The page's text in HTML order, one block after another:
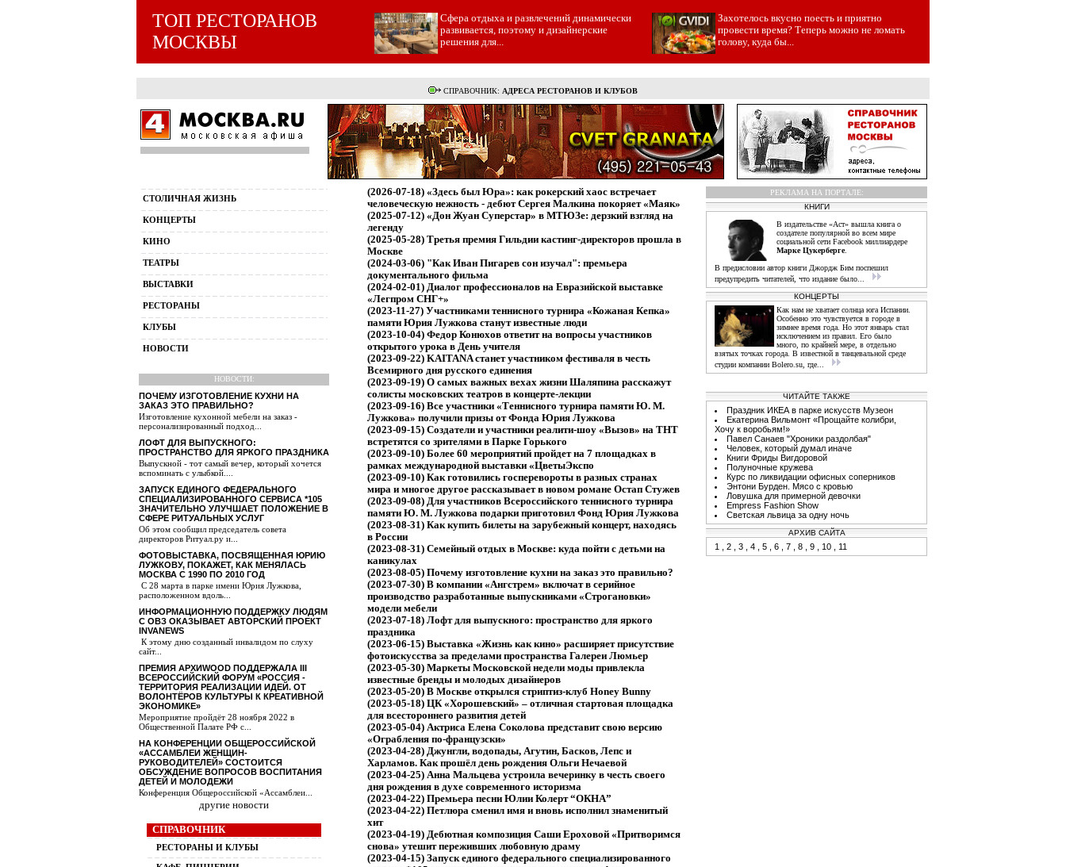
ТОП РЕСТОРАНОВ
МОСКВЫ
Cфера отдыха и развлечений динамически
развивается, поэтому и дизайнерские
решения для...
Захотелось вкусно поесть и приятно
провести время? Теперь можно не ломать
голову, куда бы...
СПРАВОЧНИК: АДРЕСА РЕСТОРАНОВ И КЛУБОВ
СТОЛИЧНАЯ ЖИЗНЬ
КОНЦЕРТЫ
КИНО
ТЕАТРЫ
ВЫСТАВКИ
РЕСТОРАНЫ
КЛУБЫ
НОВОСТИ
НОВОСТИ:
ПОЧЕМУ ИЗГОТОВЛЕНИЕ КУХНИ НА
ЗАКАЗ ЭТО ПРАВИЛЬНО?
Изготовление кухонной мебели на заказ -
персонализированный подход...
ЛОФТ ДЛЯ ВЫПУСКНОГО:
ПРОСТРАНСТВО ДЛЯ ЯРКОГО ПРАЗДНИКА
Выпускной - тот самый вечер, который хочется
вспоминать с улыбкой....
ЗАПУСК ЕДИНОГО ФЕДЕРАЛЬНОГО
СПЕЦИАЛИЗИРОВАННОГО СЕРВИСА *105
ЗНАЧИТЕЛЬНО УЛУЧШАЕТ ПОЛОЖЕНИЕ В
СФЕРЕ РИТУАЛЬНЫХ УСЛУГ
Об этом сообщил председатель совета
директоров Ритуал.ру и...
ФОТОВЫСТАВКА, ПОСВЯЩЕННАЯ ЮРИЮ
ЛУЖКОВУ, ПОКАЖЕТ, КАК МЕНЯЛАСЬ
МОСКВА С 1990 ПО 2010 ГОД
С 28 марта в парке имени Юрия Лужкова,
расположенном вдоль...
ИНФОРМАЦИОННУЮ ПОДДЕРЖКУ ЛЮДЯМ
С ОВЗ ОКАЗЫВАЕТ АВТОРСКИЙ ПРОЕКТ
INVANEWS
К этому дню созданный инвалидом по слуху
сайт...
ПРЕМИЯ АРХИWOOD ПОДДЕРЖАЛА III
ВСЕРОССИЙСКИЙ ФОРУМ «РОССИЯ -
ТЕРРИТОРИЯ РЕАЛИЗАЦИИ ИДЕЙ. ОТ
ВОЛОНТЁРОВ КУЛЬТУРЫ К КРЕАТИВНОЙ
ЭКОНОМИКЕ»
Мероприятие пройдёт 28 ноября 2022 в
Общественной Палате РФ с...
НА КОНФЕРЕНЦИИ ОБЩЕРОССИЙСКОЙ
«АССАМБЛЕИ ЖЕНЩИН-
РУКОВОДИТЕЛЕЙ» СОСТОИТСЯ
ОБСУЖДЕНИЕ ВОПРОСОВ ВОСПИТАНИЯ
ДЕТЕЙ И МОЛОДЕЖИ
Конференция Общероссийской «Ассамблеи...
другие новости
СПРАВОЧНИК
РЕСТОРАНЫ И КЛУБЫ
(2026-07-18) «Здесь был Юра»: как рокерский хаос встречает
человеческую нежность - дебют Сергея Малкина покоряет «Маяк»
(2025-07-12) «Дон Жуан Суперстар» в МТЮЗе: дерзкий взгляд на
легенду
(2025-05-28) Третья премия Гильдии кастинг-директоров прошла в
Москве
(2024-03-06) "Как Иван Пигарев сон изучал": премьера
документального фильма
(2024-02-01) Диалог профессионалов на Евразийской выставке
«Легпром СНГ+»
(2023-11-27) Участниками теннисного турнира «Кожаная Кепка»
памяти Юрия Лужкова станут известные люди
(2023-10-04) Федор Конюхов ответит на вопросы участников
открытого урока в День учителя
(2023-09-22) KAITANA станет участником фестиваля в честь
Всемирного дня русского единения
(2023-09-19) О самых важных вехах жизни Шаляпина расскажут
солисты московских театров в концерте-лекции
(2023-09-16) Все участники «Теннисного турнира памяти Ю. М.
Лужкова» получили призы от Фонда Юрия Лужкова
(2023-09-15) Создатели и участники реалити-шоу «Вызов» на ТНТ
встретятся со зрителями в Парке Горького
(2023-09-10) Более 60 мероприятий пройдет на 7 площадках в
рамках международной выставки «ЦветыЭкспо
(2023-09-10) Как готовились госперевороты в разных странах
мира и многое другое рассказывает в новом романе Остап Стужев
(2023-09-08) Для участников Всероссийского теннисного турнира
памяти Ю. М. Лужкова подарки приготовил Фонд Юрия Лужкова
(2023-08-31) Как купить билеты на зарубежный концерт, находясь
в России
(2023-08-31) Семейный отдых в Москве: куда пойти с детьми на
каникулах
(2023-08-05) Почему изготовление кухни на заказ это правильно?
(2023-07-30) В компании «Ангстрем» включат в серийное
производство разработанные выпускниками «Строгановки»
модели мебели
(2023-07-18) Лофт для выпускного: пространство для яркого
праздника
(2023-06-15) Выставка «Жизнь как кино» расширяет присутствие
фотоискусства за пределами пространства Галереи Люмьер
(2023-05-30) Маркеты Московской недели моды привлекла
известные бренды и молодых дизайнеров
(2023-05-20) В Москве открылся стриптиз-клуб Honey Bunny
(2023-05-18) ЦК «Хорошевский» – отличная стартовая площадка
для всестороннего развития детей
(2023-05-04) Актриса Елена Соколова представит свою версию
«Ограбления по-французски»
(2023-04-28) Джунгли, водопады, Агутин, Басков, Лепс и
Харламов. Как прошёл день рождения Ольги Нечаевой
(2023-04-25) Анна Мальцева устроила вечеринку в честь своего
дня рождения в духе современного историзма
(2023-04-22) Премьера песни Юлии Колерт “ОКНА”
(2023-04-22) Петлюра сменил имя и вновь исполнил знаменитый
хит
(2023-04-19) Дебютная композиция Саши Ероховой «Притворимся
снова» утешит переживших любовную драму
(2023-04-15) Запуск единого федерального специализированного
РЕКЛАМА НА ПОРТАЛЕ:
КНИГИ
В издательстве «Аст» вышла книга о
создателе популярной во всем мире
социальной сети Facebook миллиардере
Марке Цукерберге.
В предисловии автор книги Джордж Бим поспешил
предупредить читателей, что издание было...
КОНЦЕРТЫ
Как нам не хватает солнца юга Испании.
Особенно это чувствуется в городе в
зимнее время года. Но этот январь стал
исключением из правил. Его было
много, по крайней мере, в отдельно
взятых точках города. В известной в танцевальной среде
студии компании Bolero.su, где...
ЧИТАЙТЕ ТАКЖЕ
Праздник ИКЕА в парке искусств Музеон
Екатерина Вильмонт «Прощайте колибри,
Хочу к воробьям!»
Павел Санаев "Хроники раздолбая"
Человек, который думал иначе
Книги Фриды Вигдоровой
Полуночные кружева
Курс по ликвидации офисных соперников
Энтони Бурден. Мясо с кровью
Ловушка для примерной девочки
Empress Fashion Show
Светская львица за одну ночь
АРХИВ САЙТА
1 2 3 4 5 6 7 8 9 10 11